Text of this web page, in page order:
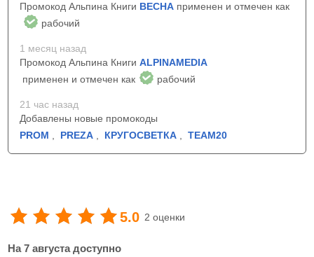
Промокод Альпина Книги ВЕСНА применен и отмечен как
рабочий
1 месяц назад
Промокод Альпина Книги ALPINAMEDIA
применен и отмечен как
рабочий
21 час назад
Добавлены новые промокоды
PROM
PREZA КРУГОСВЕТКА TEAM20
5.0 2 оценки
На 7 августа доступно